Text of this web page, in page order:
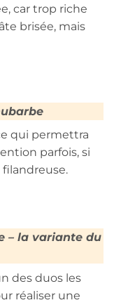
car trop riche
brisée, mais
qui permettra
parfois, si
filandreuse.
– la variante du
des duos les
réaliser une